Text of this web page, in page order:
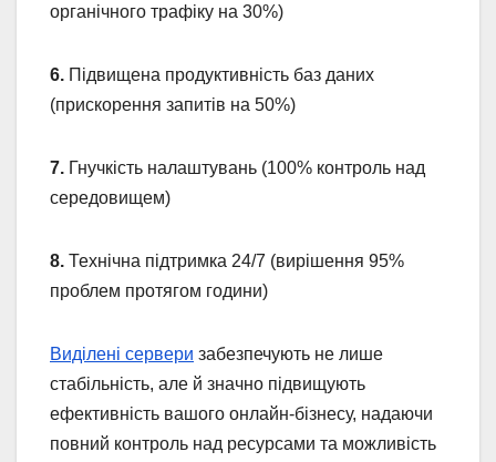
органічного трафіку на 30%)
6. Підвищена продуктивність баз даних
(прискорення запитів на 50%)
7. Гнучкість налаштувань (100% контроль над
середовищем)
8. Технічна підтримка 24/7 (вирішення 95%
проблем протягом години)
Виділені сервери забезпечують не лише
стабільність, але й значно підвищують
ефективність вашого онлайн-бізнесу, надаючи
повний контроль над ресурсами та можливість